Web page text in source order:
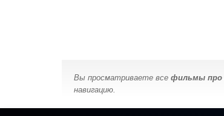
Вы просматриваете все фильмы про
навигацию.